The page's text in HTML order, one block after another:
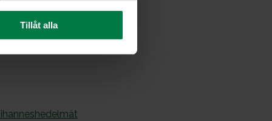
Tillåt alla